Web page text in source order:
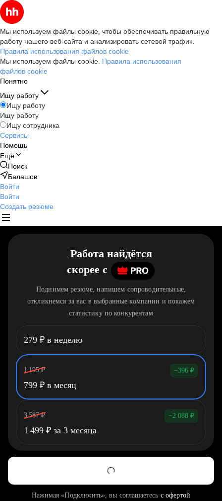
Мы используем файлы cookie, чтобы обеспечивать правильную
работу нашего веб-сайта и анализировать сетевой трафик.
Правила использования файлов cookie
Мы используем файлы cookie. Правила использования
файлов cookie
Понятно
Ищу работу
Ищу работу
Ищу работу
Ищу сотрудника
Сервисы
Помощь
Ещё
Поиск
Балашов
Войти
Войти
Создать резюме
Работа найдётся
скорее c
Поднимем резюме, напишем сопроводительные,
откликнемся за вас в выбранные компании и покажем
статистику по конкурентам
279 ₽ в неделю
1 195 ₽ −396 ₽
799 ₽ в месяц
3 587 ₽ −2 088 ₽
1 499 ₽ за 3 месяца
Нажимая «Подключить», вы соглашаетесь с офертой